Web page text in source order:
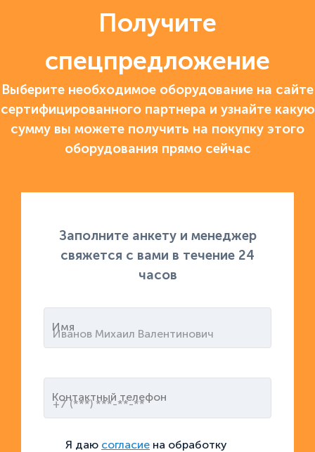
Получите
спецпредложение
Выберите необходимое оборудование на сайте
сертифицированного партнера и узнайте какую
сумму вы можете получить на покупку этого
оборудования прямо сейчас
Заполните анкету и менеджер
свяжется с вами в течение 24
часов
Имя
Контактный телефон
Я даю согласие на обработку